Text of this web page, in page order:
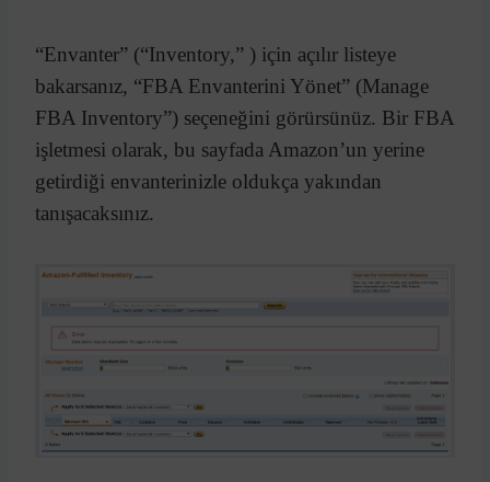
“Envanter” (“Inventory,” ) için açılır listeye
bakarsanız, “FBA Envanterini Yönet” (Manage
FBA Inventory”) seçeneğini görürsünüz. Bir FBA
işletmesi olarak, bu sayfada Amazon’un yerine
getirdiği envanterinizle oldukça yakından
tanışacaksınız.